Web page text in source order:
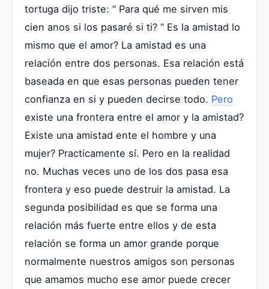
tortuga dijo triste: “ Para qué me sirven mis
cien anos si los pasaré si ti? “ Es la amistad lo
mismo que el amor? La amistad es una
relación entre dos personas. Esa relación está
baseada en que esas personas pueden tener
confianza en si y pueden decirse todo. Pero
existe una frontera entre el amor y la amistad?
Existe una amistad ente el hombre y una
mujer? Practicamente sí. Pero en la realidad
no. Muchas veces uno de los dos pasa esa
frontera y eso puede destruir la amistad. La
segunda posibilidad es que se forma una
relación más fuerte entre ellos y de esta
relación se forma un amor grande porque
normalmente nuestros amigos son personas
que amamos mucho ese amor puede crecer